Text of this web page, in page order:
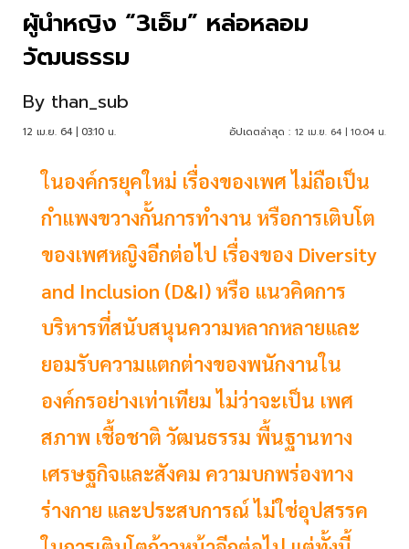
ผู้นำหญิง “3เอ็ม” หล่อหลอม
วัฒนธรรม
By than_sub
12 เม.ย. 64 | 03:10 น. อัปเดตล่าสุด : 12 เม.ย. 64 | 10:04 น.
ในองค์กรยุคใหม่ เรื่องของเพศ ไม่ถือเป็น
กำแพงขวางกั้นการทำงาน หรือการเติบโต
ของเพศหญิงอีกต่อไป เรื่องของ Diversity
and Inclusion (D&I) หรือ แนวคิดการ
บริหารที่สนับสนุนความหลากหลายและ
ยอมรับความแตกต่างของพนักงานใน
องค์กรอย่างเท่าเทียม ไม่ว่าจะเป็น เพศ
สภาพ เชื้อชาติ วัฒนธรรม พื้นฐานทาง
เศรษฐกิจและสังคม ความบกพร่องทาง
ร่างกาย และประสบการณ์ ไม่ใช่อุปสรรค